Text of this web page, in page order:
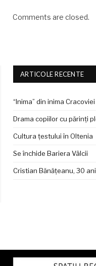
Comments are closed.
ARTICOLE RECENTE
“Inima” din inima Cracoviei
Drama copiilor cu părinți
Cultura țestului în Oltenia
Se închide Bariera Vâlcii
Cristian Bănățeanu, 30